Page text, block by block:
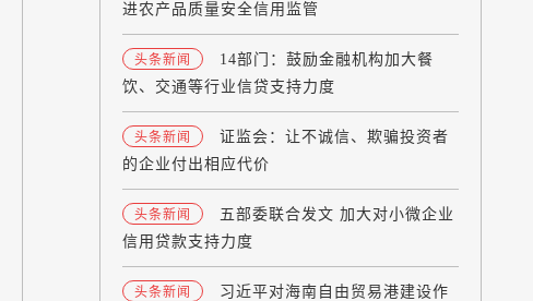
进农产品质量安全信用监管
头条新闻
14部门：鼓励金融机构加大餐
饮、交通等行业信贷支持力度
头条新闻
证监会：让不诚信、欺骗投资者
的企业付出相应代价
头条新闻
五部委联合发文 加大对小微企业
信用贷款支持力度
头条新闻
习近平对海南自由贸易港建设作